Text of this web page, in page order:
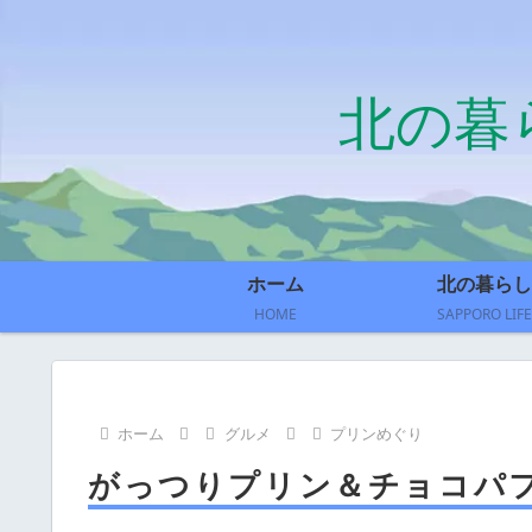
北の
ホーム
HOME
北の暮らし
SAPPORO LIFE
ホーム グルメ プリンめぐり
がっつりプリン＆チョコパ